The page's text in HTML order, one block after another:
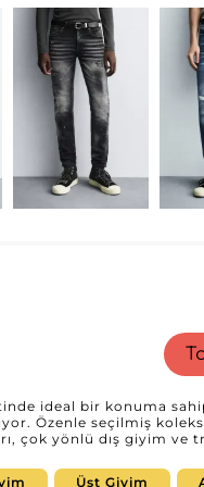
optimize etmek
kolayca kayıt
bilgilerine erişebilir.
artıracak
ideal bir konuma
Özenle seçilmiş
çok yönlü dış giyim ve
şekilde sürekli
Üst Giyim